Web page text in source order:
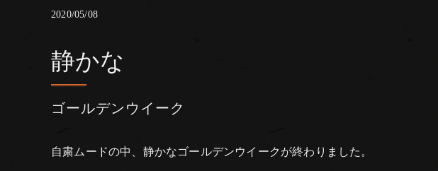
2020/05/08
ゴールデンウイーク
静かな
自粛ムードの中、静かなゴールデンウイークが終わりました。